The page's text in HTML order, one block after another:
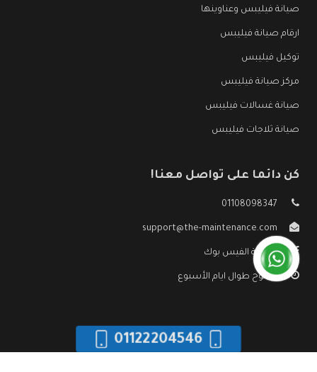
صيانة فيليبس وعناوينها
ارقام صيانة فيليبس
توكيل فيليبس
مركز صيانة فيليبس
صيانة غسالات فيليبس
صيانة ثلاجات فيليبس
كن دائما على تواصل معنا!
01108098347
support@the-maintenance.com
صفحة الفيس بوك
مفتوح طوال ايام الأسبوع
01122204546